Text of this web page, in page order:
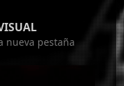
nueva pestaña